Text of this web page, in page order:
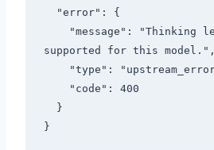
supported for this model.",